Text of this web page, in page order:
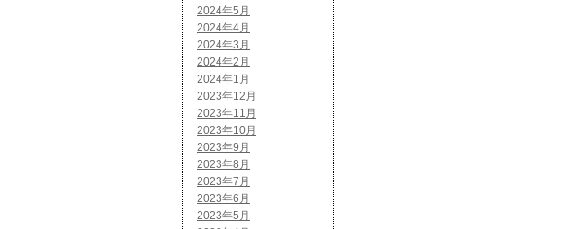
2024年5月
2024年4月
2024年3月
2024年2月
2024年1月
2023年12月
2023年11月
2023年10月
2023年9月
2023年8月
2023年7月
2023年6月
2023年5月